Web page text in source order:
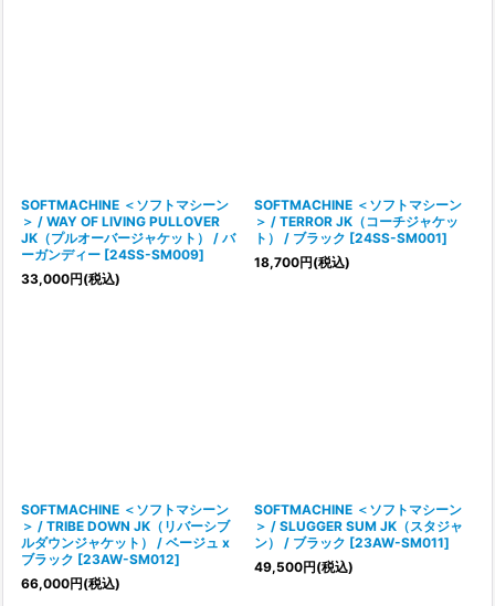
SOFTMACHINE ＜ソフトマシーン
＞ / WAY OF LIVING PULLOVER
JK（プルオーバージャケット） / バ
ーガンディー [24SS-SM009]
33,000円(税込)
SOFTMACHINE ＜ソフトマシーン
＞ / TERROR JK（コーチジャケッ
ト） / ブラック [24SS-SM001]
18,700円(税込)
SOFTMACHINE ＜ソフトマシーン
＞ / TRIBE DOWN JK（リバーシブ
ルダウンジャケット） / ベージュ x
ブラック [23AW-SM012]
66,000円(税込)
SOFTMACHINE ＜ソフトマシーン
＞ / SLUGGER SUM JK（スタジャ
ン） / ブラック [23AW-SM011]
49,500円(税込)